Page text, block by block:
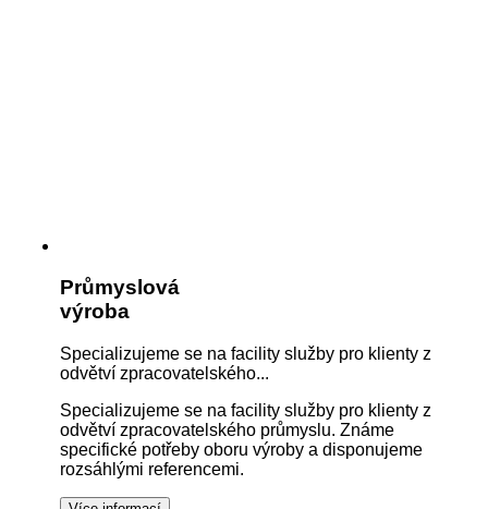
Průmyslová
výroba
Specializujeme se na facility služby pro klienty z
odvětví zpracovatelského...
Specializujeme se na facility služby pro klienty z
odvětví zpracovatelského průmyslu. Známe
specifické potřeby oboru výroby a disponujeme
rozsáhlými referencemi.